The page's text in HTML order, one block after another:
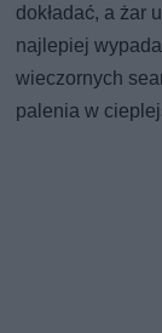
dokładać, a żar
najlepiej
wieczornych
palenia w